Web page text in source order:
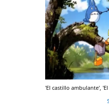
'El castillo ambulante',